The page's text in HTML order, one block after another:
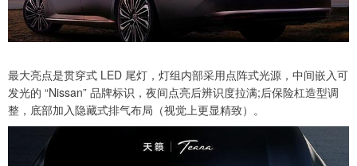
最大亮点是贯穿式 LED 尾灯，灯组内部采用点阵式光源，中间嵌入可
发光的 “Nissan” 品牌标识，夜间点亮后辨识度拉满;后保险杠造型调
整，底部加入隐藏式排气布局（视觉上更显精致）。